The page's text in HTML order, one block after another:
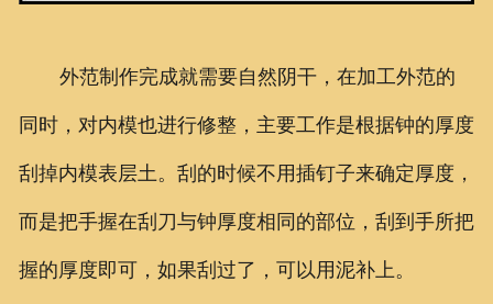
外范制作完成就需要自然阴干，在加工外范的
同时，对内模也进行修整，主要工作是根据钟的厚度
刮掉内模表层土。刮的时候不用插钉子来确定厚度，
而是把手握在刮刀与钟厚度相同的部位，刮到手所把
握的厚度即可，如果刮过了，可以用泥补上。